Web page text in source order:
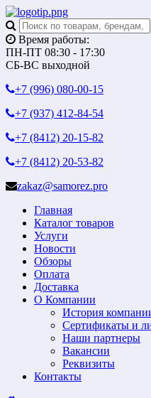
Время работы:
ПН-ПТ 08:30 - 17:30
СБ-ВС выходной
+7 (996) 080-00-15
+7 (937) 412-84-54
+7 (8412) 20-15-82
+7 (8412) 20-53-82
zakaz@samorez.pro
Главная
Каталог товаров
Услуги
Новости
Обзоры
Оплата
Доставка
О Компании
История
Сертификаты и
Наши партнеры
Вакансии
Реквизиты
Контакты